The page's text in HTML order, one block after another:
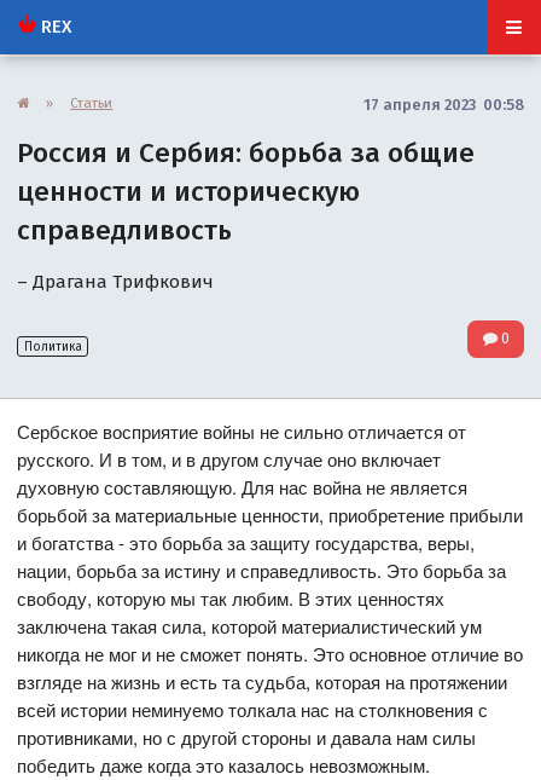
REX
» Статьи 17 апреля 2023 00:58
Россия и Сербия: борьба за общие
ценности и историческую
справедливость
– Драгана Трифкович
Политика 0
Сербское восприятие войны не сильно отличается от
русского. И в том, и в другом случае оно включает
духовную составляющую. Для нас война не является
борьбой за материальные ценности, приобретение прибыли
и богатства - это борьба за защиту государства, веры,
нации, борьба за истину и справедливость. Это борьба за
свободу, которую мы так любим. В этих ценностях
заключена такая сила, которой материалистический ум
никогда не мог и не сможет понять. Это основное отличие во
взгляде на жизнь и есть та судьба, которая на протяжении
всей истории неминуемо толкала нас на столкновения с
противниками, но с другой стороны и давала нам силы
победить даже когда это казалось невозможным.